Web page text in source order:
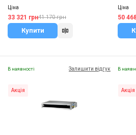
Ціна
33 321 грн41 170 грн
Купити
Ціна
50
В наявності Залишити відгук
Акція
В
Акція